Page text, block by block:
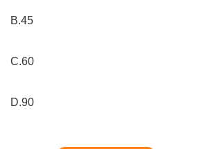
B.45
C.60
D.90